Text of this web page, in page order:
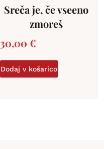
Sreča je, če vseeno
zmoreš
30,00 €
Dodaj v košarico